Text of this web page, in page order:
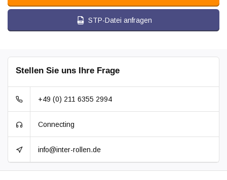
STP-Datei anfragen
Stellen Sie uns Ihre Frage
+49 (0) 211 6355 2994
Connecting
info@inter-rollen.de